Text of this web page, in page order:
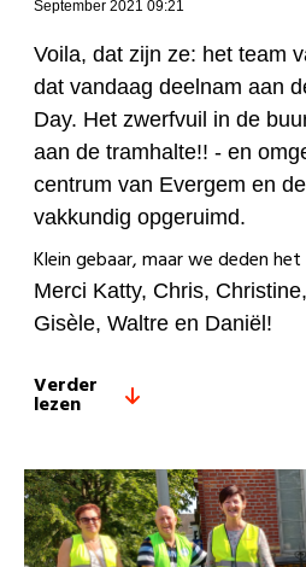
September 2021 09:21
Voila, dat zijn ze: het team
dat vandaag deelnam aan
Day. Het zwerfvuil in de
aan de tramhalte!! - en
centrum van Evergem en
vakkundig opgeruimd.
Klein gebaar, maar we deden
Merci Katty, Chris,
Gisèle, Waltre en Daniël!
Verder
lezen